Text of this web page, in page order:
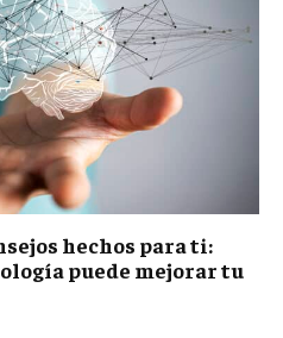
hechos para ti:
puede mejorar tu